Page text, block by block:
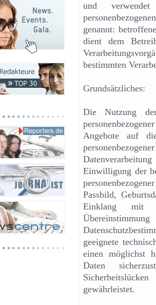
und
genannt:
dient dem
bestimmten
Grundsätzliches:
Die Nutzung
Angebote auf
Einwilligung der
Passbild,
Einklang mit
geeignete
einen möglichst
Daten
gewährleistet.